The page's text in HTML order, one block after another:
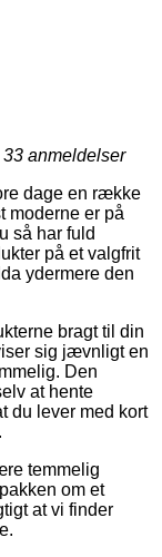
33 anmeldelser
dage en række
moderne er på
så har fuld
på et valgfrit
ydermere den
bragt til din
sig jævnligt en
Den
at hente
du lever med kort
temmelig
om et
at vi finder